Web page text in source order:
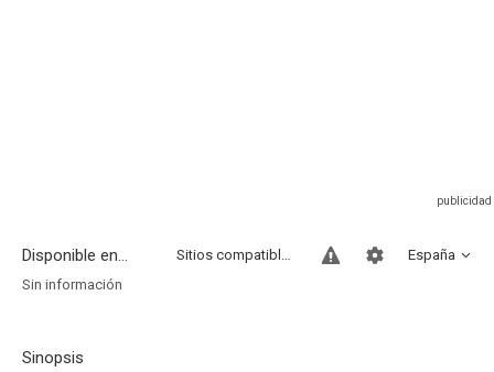
Disponible en... España
Sitios compatibles
Sin información
Sinopsis